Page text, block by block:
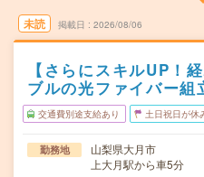
未読 掲載日 2026/08/06
【さらにスキルUP！
ブルの光ファイバー組
交通費別途支給あり 土日祝日が休
勤務地
山梨県大月市
上大月駅から車5分